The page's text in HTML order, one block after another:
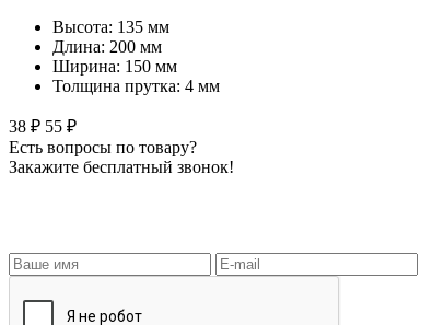
Высота: 135 мм
Длина: 200 мм
Ширина: 150 мм
Толщина прутка: 4 мм
38 ₽ 55 ₽
Есть вопросы по товару?
Закажите бесплатный звонок!